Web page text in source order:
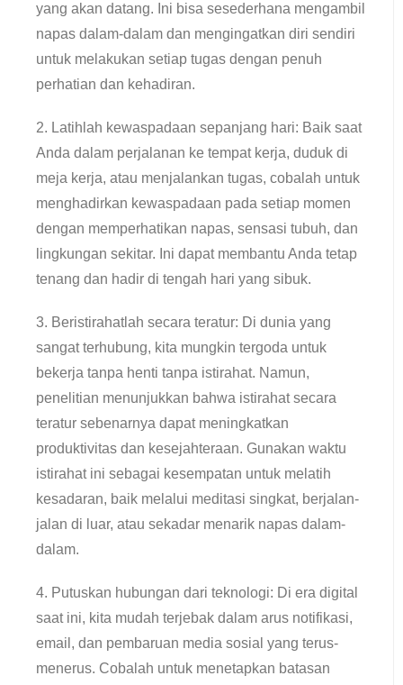
yang akan datang. Ini bisa sesederhana mengambil
napas dalam-dalam dan mengingatkan diri sendiri
untuk melakukan setiap tugas dengan penuh
perhatian dan kehadiran.
2. Latihlah kewaspadaan sepanjang hari: Baik saat
Anda dalam perjalanan ke tempat kerja, duduk di
meja kerja, atau menjalankan tugas, cobalah untuk
menghadirkan kewaspadaan pada setiap momen
dengan memperhatikan napas, sensasi tubuh, dan
lingkungan sekitar. Ini dapat membantu Anda tetap
tenang dan hadir di tengah hari yang sibuk.
3. Beristirahatlah secara teratur: Di dunia yang
sangat terhubung, kita mungkin tergoda untuk
bekerja tanpa henti tanpa istirahat. Namun,
penelitian menunjukkan bahwa istirahat secara
teratur sebenarnya dapat meningkatkan
produktivitas dan kesejahteraan. Gunakan waktu
istirahat ini sebagai kesempatan untuk melatih
kesadaran, baik melalui meditasi singkat, berjalan-
jalan di luar, atau sekadar menarik napas dalam-
dalam.
4. Putuskan hubungan dari teknologi: Di ​​era digital
saat ini, kita mudah terjebak dalam arus notifikasi,
email, dan pembaruan media sosial yang terus-
menerus. Cobalah untuk menetapkan batasan